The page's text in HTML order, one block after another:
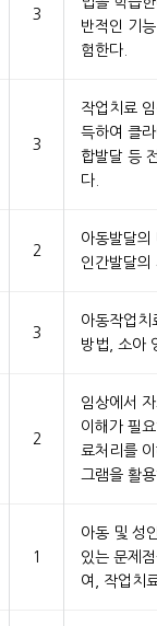
3
반적인 기
험한다.
3
작업치료
득하여 클
합발달 등
다.
2
아동발달의
인간발달의
3
아동작업치
방법, 소아
2
임상에서
이해가 필
료처리를
그램을 활
1
아동 및 성
있는 문제
여, 작업치